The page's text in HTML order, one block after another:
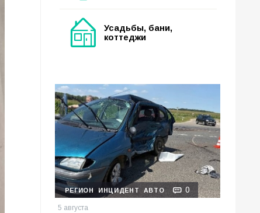
Усадьбы, бани,
коттеджи
РЕГИОН ИНЦИДЕНТ АВТО 0
5 августа